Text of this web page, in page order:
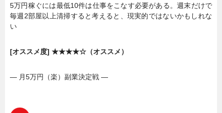
5万円稼ぐには最低10件は仕事をこなす必要がある。週末だけで
毎週2部屋以上清掃すると考えると、現実的ではないかもしれな
い
[オススメ度] ★★★★☆（オススメ）
― 月5万円（楽）副業決定戦 ―